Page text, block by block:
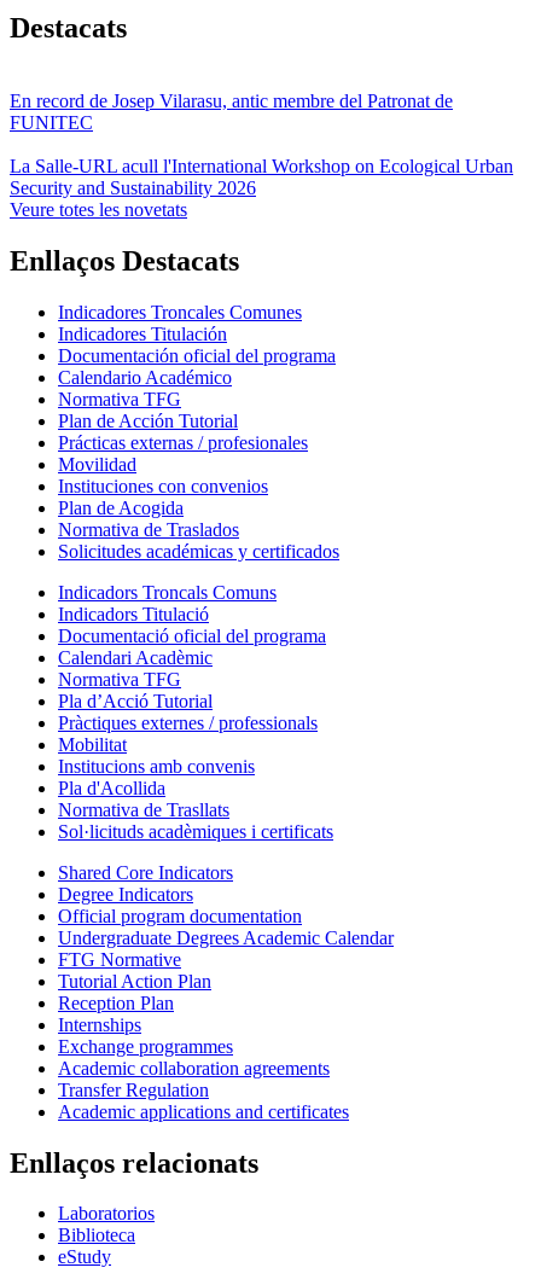
Destacats
En record de Josep Vilarasu, antic membre del Patronat de
FUNITEC
La Salle-URL acull l'International Workshop on Ecological Urban
Security and Sustainability 2026
Veure totes les novetats
Enllaços Destacats
Indicadores Troncales Comunes
Indicadores Titulación
Documentación oficial del programa
Calendario Académico
Normativa TFG
Plan de Acción Tutorial
Prácticas externas / profesionales
Movilidad
Instituciones con convenios
Plan de Acogida
Normativa de Traslados
Solicitudes académicas y certificados
Indicadors Troncals Comuns
Indicadors Titulació
Documentació oficial del programa
Calendari Acadèmic
Normativa TFG
Pla d’Acció Tutorial
Pràctiques externes / professionals
Mobilitat
Institucions amb convenis
Pla d'Acollida
Normativa de Trasllats
Sol·licituds acadèmiques i certificats
Shared Core Indicators
Degree Indicators
Official program documentation
Undergraduate Degrees Academic Calendar
FTG Normative
Tutorial Action Plan
Reception Plan
Internships
Exchange programmes
Academic collaboration agreements
Transfer Regulation
Academic applications and certificates
Enllaços relacionats
Laboratorios
Biblioteca
eStudy